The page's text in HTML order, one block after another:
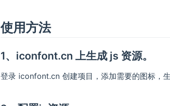
使用方法
1、iconfont.cn 上生成 js 资源。
登录 iconfont.cn 创建项目，添加需要的图标，生